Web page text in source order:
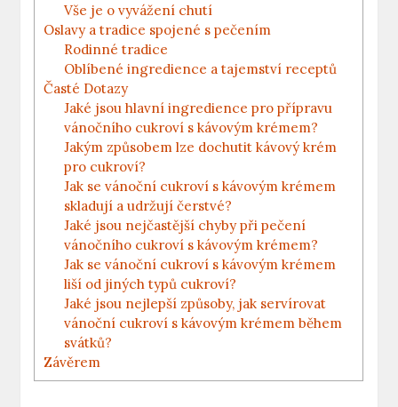
Vše je o vyvážení chutí
Oslavy a tradice spojené s pečením
Rodinné tradice
Oblíbené ingredience a tajemství receptů
Časté Dotazy
Jaké jsou hlavní ingredience pro přípravu
vánočního cukroví s kávovým krémem?
Jakým způsobem lze dochutit kávový krém
pro cukroví?
Jak se vánoční cukroví s kávovým krémem
skladují a udržují čerstvé?
Jaké jsou nejčastější chyby při pečení
vánočního cukroví s kávovým krémem?
Jak se vánoční cukroví s kávovým krémem
liší od jiných typů cukroví?
Jaké jsou nejlepší způsoby, jak servírovat
vánoční cukroví s kávovým krémem během
svátků?
Závěrem